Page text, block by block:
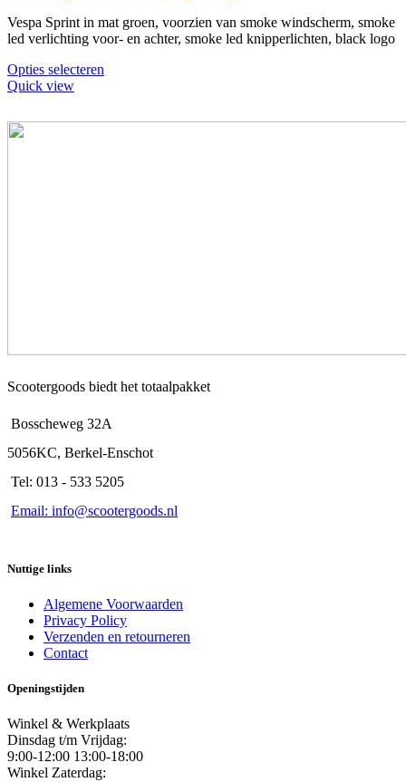
€6.289,00. €6.039,00.
Vespa Sprint in mat groen, voorzien van smoke windscherm, smoke
led verlichting voor- en achter, smoke led knipperlichten, black logo
Opties selecteren
Quick view
Scootergoods biedt het totaalpakket
Bosscheweg 32A
5056KC, Berkel-Enschot
Tel: 013 - 533 5205
Email: info@scootergoods.nl
Nuttige links
Algemene Voorwaarden
Privacy Policy
Verzenden en retourneren
Contact
Openingstijden
Winkel & Werkplaats
Dinsdag t/m Vrijdag:
9:00-12:00 13:00-18:00
Winkel Zaterdag: